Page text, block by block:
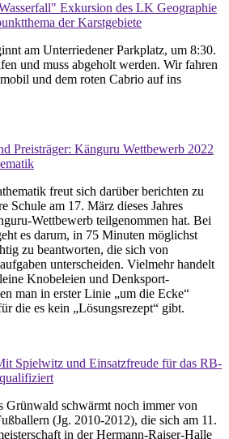
Exkursion des LK Geographie
der Karstgebiete
am Unterriedener Parkplatz, um 8:30.
und muss abgeholt werden. Wir fahren
und dem roten Cabrio auf ins
Preisträger: Känguru Wettbewerb 2022
freut sich darüber berichten zu
Schule am 17. März dieses Jahres
Wettbewerb teilgenommen hat. Bei
es darum, in 75 Minuten möglichst
zu beantworten, die sich von
unterscheiden. Vielmehr handelt
Knobeleien und Denksport-
man in erster Linie „um die Ecke“
die es kein „Lösungsrezept“ gibt.
Spielwitz und Einsatzfreude für das RB-
Grünwald schwärmt noch immer von
(Jg. 2010-2012), die sich am 11.
in der Hermann-Raiser-Halle